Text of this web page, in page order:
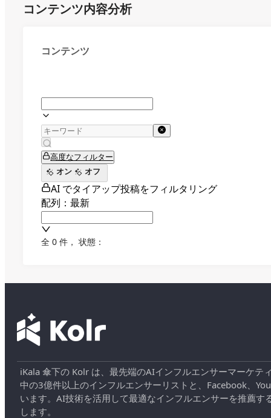
コンテンツ内容分析
コンテンツ
高度なフィルター
オン
オフ
AI でタイアップ投稿をフィルタリング
配列：最新
全 0 件 ， 状態：
iKala 傘下の Kolr は、最先端のAIインフルエンサーマーケ
中の3億件以上のインフルエンサーリストと、Facebook、
います。AI技術を活用して最適なインフルエンサーを推薦
します。